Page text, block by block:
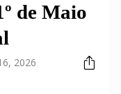
de Maio
2026